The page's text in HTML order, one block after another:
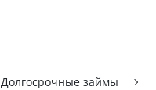
Долгосрочные займы